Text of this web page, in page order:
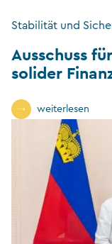
Stabilität und
Ausschuss
solider
weiterlesen